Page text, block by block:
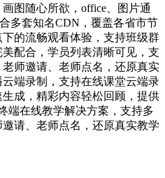
图随心所欲，office、图片通
多套知名CDN，覆盖各省市节
的流畅观看体验，支持班级群
配合，学员列表清晰可见，支
师邀请、老师点名，还原真实
端录制，支持在线课堂云端录
成，精彩内容轻松回顾，提供
端在线教学解决方案，支持多
请、老师点名，还原真实教学